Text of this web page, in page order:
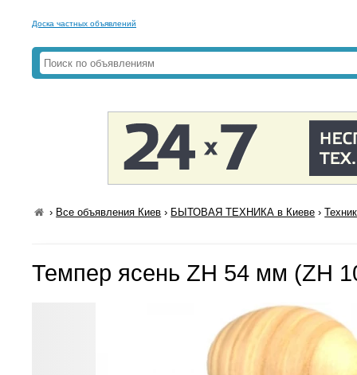
Доска частных объявлений
› Все объявления Киев › БЫТОВАЯ ТЕХНИКА в Киеве ›
Темпер ясень ZH 54 мм (ZH